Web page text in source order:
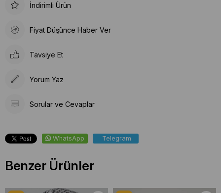
İndirimli Ürün
Fiyat Düşünce Haber Ver
Tavsiye Et
Yorum Yaz
Sorular ve Cevaplar
WhatsApp Telegram
Benzer Ürünler